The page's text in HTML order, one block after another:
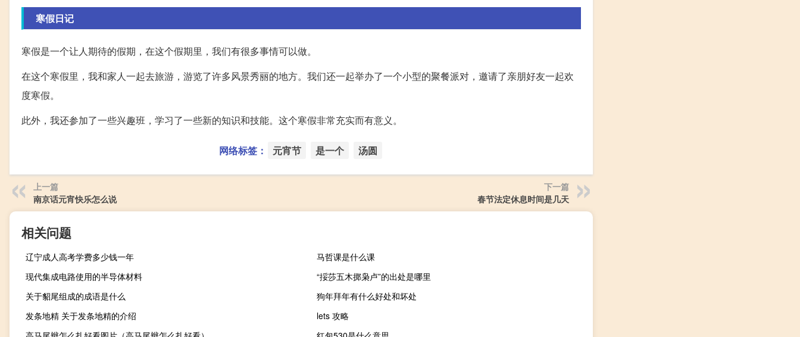
寒假日记
寒假是一个让人期待的假期，在这个假期里，我们有很多事情可以做。
在这个寒假里，我和家人一起去旅游，游览了许多风景秀丽的地方。我们还一起举办了一个小型的聚餐派对，邀请了亲朋好友一起欢
度寒假。
此外，我还参加了一些兴趣班，学习了一些新的知识和技能。这个寒假非常充实而有意义。
网络标签： 元宵节 是一个 汤圆
上一篇
南京话元宵快乐怎么说
下一篇
春节法定休息时间是几天
相关问题
辽宁成人高考学费多少钱一年
马哲课是什么课
现代集成电路使用的半导体材料
“挼莎五木掷枭卢”的出处是哪里
关于貂尾组成的成语是什么
狗年拜年有什么好处和坏处
发条地精 关于发条地精的介绍
lets 攻略